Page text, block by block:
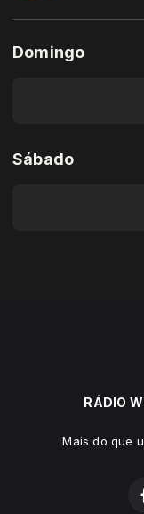
Domingo
Sábado
RÁDIO
Mais do que